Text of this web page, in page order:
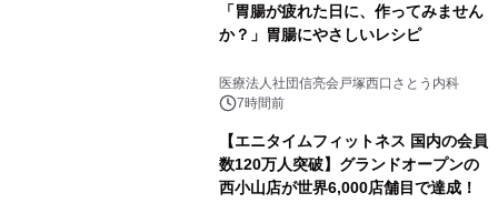
「胃腸が疲れた日に、作ってみません
か？」胃腸にやさしいレシピ
医療法人社団信亮会戸塚西口さとう内科
7時間前
【エニタイムフィットネス 国内の会員
数120万人突破】グランドオープンの
西小山店が世界6,000店舗目で達成！